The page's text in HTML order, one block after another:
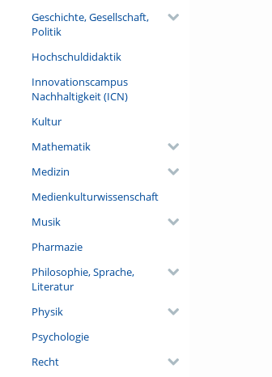
Geschichte, Gesellschaft,
Politik
Hochschuldidaktik
Innovationscampus
Nachhaltigkeit (ICN)
Kultur
Mathematik
Medizin
Medienkulturwissenschaft
Musik
Pharmazie
Philosophie, Sprache,
Literatur
Physik
Psychologie
Recht